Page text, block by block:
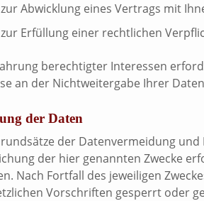
Abwicklung eines Vertrags mit
Erfüllung einer rechtlichen
berechtigter Interessen
an der Nichtweitergabe Ihrer
der Daten
der Datenvermeidung
der hier genannten Zwecke
Nach Fortfall des jeweiligen
Vorschriften gesperrt oder